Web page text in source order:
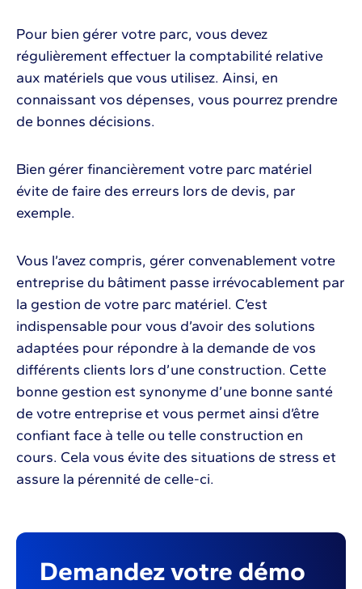
Pour bien gérer votre parc, vous devez
régulièrement effectuer la comptabilité relative
aux matériels que vous utilisez. Ainsi, en
connaissant vos dépenses, vous pourrez prendre
de bonnes décisions.
Bien gérer financièrement votre parc matériel
évite de faire des erreurs lors de devis, par
exemple.
Vous l’avez compris, gérer convenablement votre
entreprise du bâtiment passe irrévocablement par
la gestion de votre parc matériel. C’est
indispensable pour vous d’avoir des solutions
adaptées pour répondre à la demande de vos
différents clients lors d’une construction. Cette
bonne gestion est synonyme d’une bonne santé
de votre entreprise et vous permet ainsi d’être
confiant face à telle ou telle construction en
cours. Cela vous évite des situations de stress et
assure la pérennité de celle-ci.
Demandez votre démo